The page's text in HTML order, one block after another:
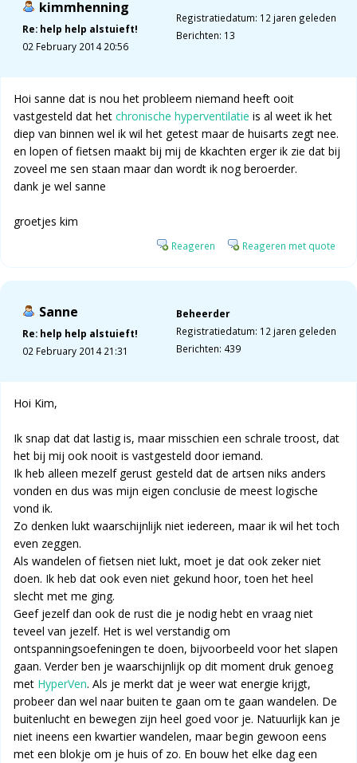
kimmhenning
Re: help help alstuieft!
02 February 2014 20:56
Registratiedatum: 12 jaren geleden
Berichten: 13
Hoi sanne dat is nou het probleem niemand heeft ooit
vastgesteld dat het chronische hyperventilatie is al weet ik het
diep van binnen wel ik wil het getest maar de huisarts zegt nee.
en lopen of fietsen maakt bij mij de kkachten erger ik zie dat bij
zoveel me sen staan maar dan wordt ik nog beroerder.
dank je wel sanne
groetjes kim
Reageren Reageren met quote
Sanne
Re: help help alstuieft!
02 February 2014 21:31
Beheerder
Registratiedatum: 12 jaren geleden
Berichten: 439
Hoi Kim,
Ik snap dat dat lastig is, maar misschien een schrale troost, dat
het bij mij ook nooit is vastgesteld door iemand.
Ik heb alleen mezelf gerust gesteld dat de artsen niks anders
vonden en dus was mijn eigen conclusie de meest logische
vond ik.
Zo denken lukt waarschijnlijk niet iedereen, maar ik wil het toch
even zeggen.
Als wandelen of fietsen niet lukt, moet je dat ook zeker niet
doen. Ik heb dat ook even niet gekund hoor, toen het heel
slecht met me ging.
Geef jezelf dan ook de rust die je nodig hebt en vraag niet
teveel van jezelf. Het is wel verstandig om
ontspanningsoefeningen te doen, bijvoorbeeld voor het slapen
gaan. Verder ben je waarschijnlijk op dit moment druk genoeg
met HyperVen. Als je merkt dat je weer wat energie krijgt,
probeer dan wel naar buiten te gaan om te gaan wandelen. De
buitenlucht en bewegen zijn heel goed voor je. Natuurlijk kan je
niet ineens een kwartier wandelen, maar begin gewoon eens
met een blokje om je huis of zo. En bouw het elke dag een